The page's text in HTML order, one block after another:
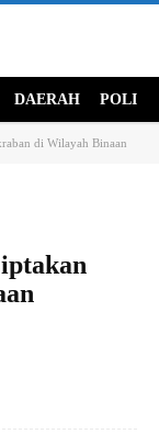
DAERAH
di Wilayah Binaan